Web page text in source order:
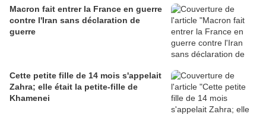
Macron fait entrer la France en guerre
contre l'Iran sans déclaration de
guerre
Cette petite fille de 14 mois s'appelait
Zahra; elle était la petite-fille de
Khamenei